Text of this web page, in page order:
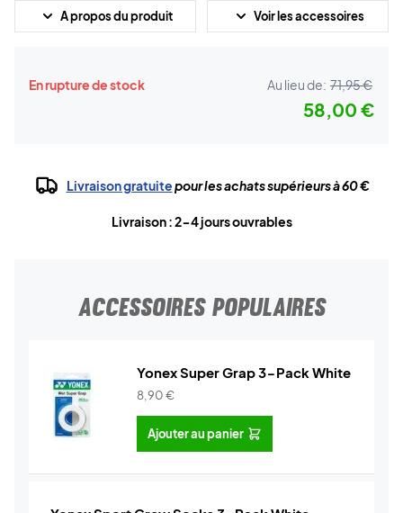
A propos du produit Voir les accessoires
En rupture de stock Au lieu de: 71,95 €
58,00 €
Livraison gratuitepour les achats supérieurs à 60 €
Livraison : 2-4 jours ouvrables
ACCESSOIRES POPULAIRES
Yonex Super Grap 3-Pack White
8,90€
Ajouter au panier